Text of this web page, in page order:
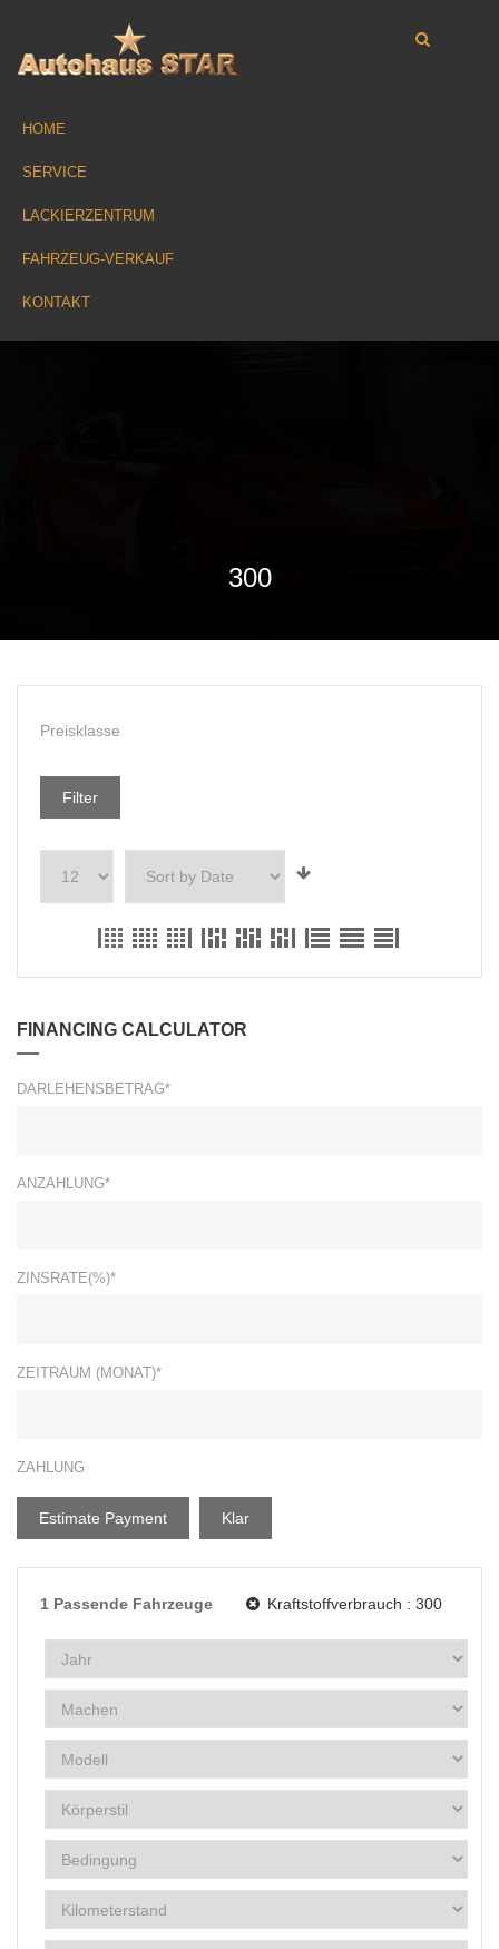
HOME
SERVICE
LACKIERZENTRUM
FAHRZEUG-VERKAUF
KONTAKT
300
Preisklasse
Filter
FINANCING CALCULATOR
DARLEHENSBETRAG*
ANZAHLUNG*
ZINSRATE(%)*
ZEITRAUM (MONAT)*
ZAHLUNG
Estimate Payment Klar
1 Passende Fahrzeuge Kraftstoffverbrauch : 300